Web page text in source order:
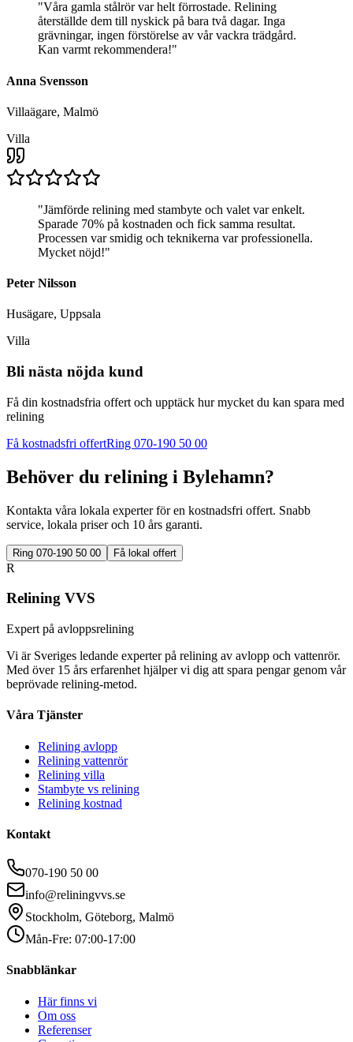
"Våra gamla stålrör var helt förrostade. Relining
återställde dem till nyskick på bara två dagar. Inga
grävningar, ingen förstörelse av vår vackra trädgård.
Kan varmt rekommendera!"
Anna Svensson
Villaägare, Malmö
Villa
"Jämförde relining med stambyte och valet var enkelt.
Sparade 70% på kostnaden och fick samma resultat.
Processen var smidig och teknikerna var professionella.
Mycket nöjd!"
Peter Nilsson
Husägare, Uppsala
Villa
Bli nästa nöjda kund
Få din kostnadsfria offert och upptäck hur mycket du kan spara med
relining
Få kostnadsfri offertRing 070-190 50 00
Behöver du relining i Bylehamn?
Kontakta våra lokala experter för en kostnadsfri offert. Snabb
service, lokala priser och 10 års garanti.
Ring 070-190 50 00 Få lokal offert
R
Relining VVS
Expert på avloppsrelining
Vi är Sveriges ledande experter på relining av avlopp och vattenrör.
Med över 15 års erfarenhet hjälper vi dig att spara pengar genom vår
beprövade relining-metod.
Våra Tjänster
Relining avlopp
Relining vattenrör
Relining villa
Stambyte vs relining
Relining kostnad
Kontakt
070-190 50 00
info@reliningvvs.se
Stockholm, Göteborg, Malmö
Mån-Fre: 07:00-17:00
Snabblänkar
Här finns vi
Om oss
Referenser